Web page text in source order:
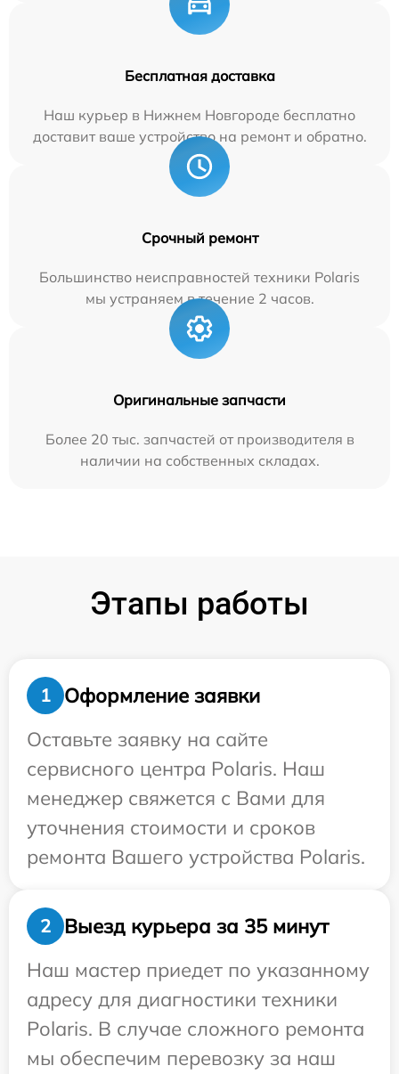
Бесплатная доставка
Наш курьер в Нижнем Новгороде бесплатно
доставит ваше устройство на ремонт и обратно.
Срочный ремонт
Большинство неисправностей техники Polaris
мы устраняем в течение 2 часов.
Оригинальные запчасти
Более 20 тыс. запчастей от производителя в
наличии на собственных складах.
Этапы работы
1
Оформление заявки
Оставьте заявку на сайте
сервисного центра Polaris. Наш
менеджер свяжется с Вами для
уточнения стоимости и сроков
ремонта Вашего устройства Polaris.
2
Выезд курьера за 35 минут
Наш мастер приедет по указанному
адресу для диагностики техники
Polaris. В случае сложного ремонта
мы обеспечим перевозку за наш